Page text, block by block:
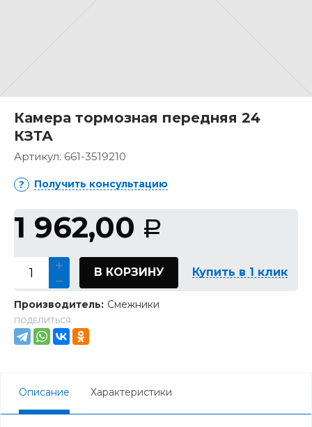
Камера тормозная передняя 24
КЗТА
Артикул: 661-3519210
Получить консультацию
1 962,00 Р
В КОРЗИНУ Купить в 1 клик
Производитель: Смежники
ПОДЕЛИТЬСЯ:
Описание Характеристики